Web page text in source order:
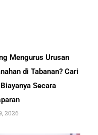
Mengurus Urusan
di Tabanan? Cari
Secara
2026